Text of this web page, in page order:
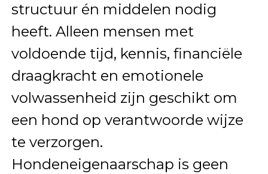
structuur én middelen nodig
heeft. Alleen mensen met
voldoende tijd, kennis, financiële
draagkracht en emotionele
volwassenheid zijn geschikt om
een hond op verantwoorde wijze
te verzorgen.
Hondeneigenaarschap is geen